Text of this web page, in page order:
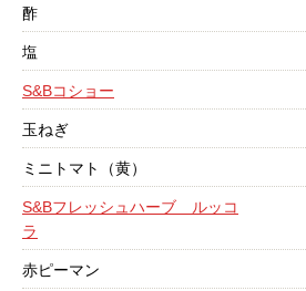
酢
塩
S&Bコショー
玉ねぎ
ミニトマト（黄）
S&Bフレッシュハーブ ルッコ
ラ
赤ピーマン